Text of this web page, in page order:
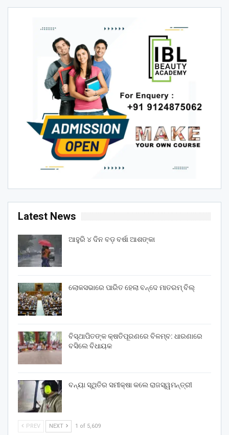
Latest News
ଆହୁରି ୪ ଦିନ ବଡ଼ ବର୍ଷା ଆଶଙ୍କା
ଲୋକସଭାରେ ପାରିତ ହେଲା ବନ୍ଦେ ମାତରମ୍‌ ବିଲ୍‌
ବିସ୍ଥାପିତଙ୍କ କ୍ଷତିପୂରଣରେ ବିଳମ୍ବ: ଧାରଣାରେ
ବସିଲେ ବିଧାୟକ
ବନ୍ୟା ସ୍ଥିତିର ସମୀକ୍ଷା କଲେ ରାଜସ୍ୱମନ୍ତ୍ରୀ
PREV NEXT 1 of 5,609